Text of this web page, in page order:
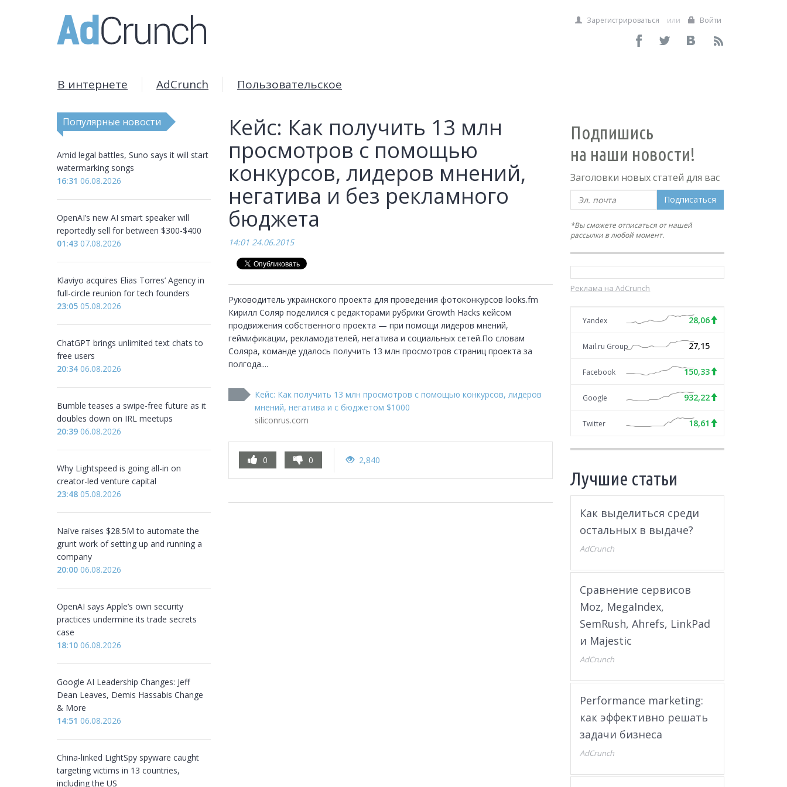
Зарегистрироваться или Войти
В интернете AdCrunch Пользовательское
Популярные новости
Amid legal battles, Suno says it will start
watermarking songs
16:31 06.08.2026
OpenAI’s new AI smart speaker will
reportedly sell for between $300-$400
01:43 07.08.2026
Klaviyo acquires Elias Torres’ Agency in
full-circle reunion for tech founders
23:05 05.08.2026
ChatGPT brings unlimited text chats to
free users
20:34 06.08.2026
Bumble teases a swipe-free future as it
doubles down on IRL meetups
20:39 06.08.2026
Why Lightspeed is going all-in on
creator-led venture capital
23:48 05.08.2026
Naïve raises $28.5M to automate the
grunt work of setting up and running a
company
20:00 06.08.2026
OpenAI says Apple’s own security
practices undermine its trade secrets
case
18:10 06.08.2026
Google AI Leadership Changes: Jeff
Dean Leaves, Demis Hassabis Change
& More
14:51 06.08.2026
China-linked LightSpy spyware caught
targeting victims in 13 countries,
including the US
Кейс: Как получить 13 млн
просмотров с помощью
конкурсов, лидеров мнений,
негатива и без рекламного
бюджета
14:01 24.06.2015
Руководитель украинского проекта для проведения фотоконкурсов looks.fm
Кирилл Соляр поделился с редакторами рубрики Growth Hacks кейсом
продвижения собственного проекта — при помощи лидеров мнений,
геймификации, рекламодателей, негатива и социальных сетей.По словам
Соляра, команде удалось получить 13 млн просмотров страниц проекта за
полгода....
Кейс: Как получить 13 млн просмотров с помощью конкурсов, лидеров
мнений, негатива и с бюджетом $1000
siliconrus.com
0 0 2,840
Подпишись
на наши новости!
Заголовки новых статей для вас
Подписаться
*Вы сможете отписаться от нашей
рассылки в любой момент.
Реклама на AdCrunch
Yandex 28,06
Mail.ru Group 27,15
Facebook 150,33
Google 932,22
Twitter 18,61
Лучшие статьи
Как выделиться среди
остальных в выдаче?
AdCrunch
Сравнение сервисов
Moz, MegaIndex,
SemRush, Ahrefs, LinkPad
и Majestic
AdCrunch
Performance marketing:
как эффективно решать
задачи бизнеса
AdCrunch